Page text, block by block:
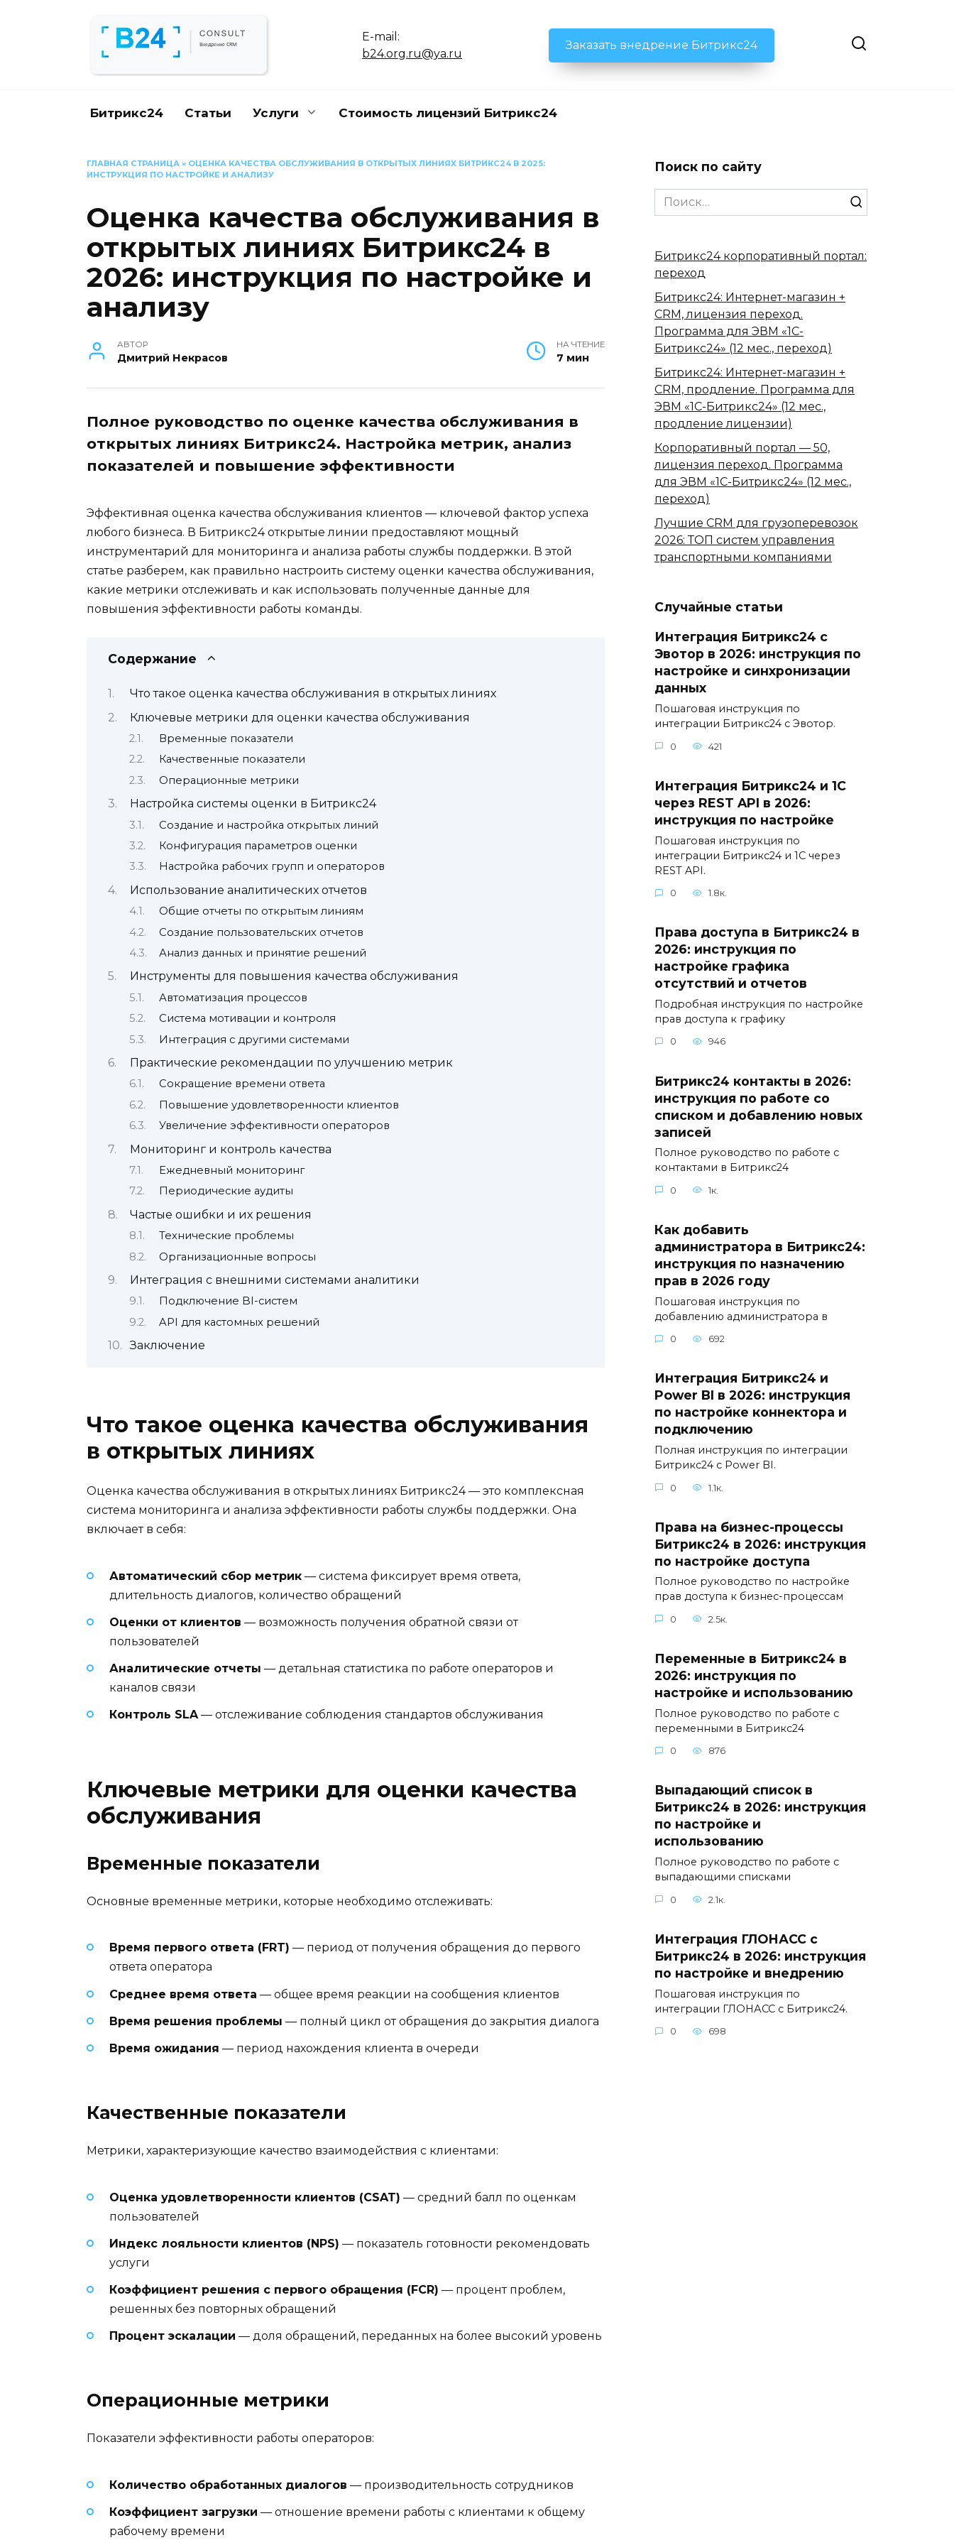
E-mail:
b24.org.ru@ya.ru
Заказать внедрение Битрикс24
Битрикс24 Статьи Услуги Стоимость лицензий Битрикс24
ГЛАВНАЯ СТРАНИЦА » ОЦЕНКА КАЧЕСТВА ОБСЛУЖИВАНИЯ В ОТКРЫТЫХ ЛИНИЯХ БИТРИКС24 В 2025:
ИНСТРУКЦИЯ ПО НАСТРОЙКЕ И АНАЛИЗУ
Оценка качества обслуживания в
открытых линиях Битрикс24 в
2026: инструкция по настройке и
анализу
АВТОР
Дмитрий Некрасов
НА ЧТЕНИЕ
7 мин
Полное руководство по оценке качества обслуживания в
открытых линиях Битрикс24. Настройка метрик, анализ
показателей и повышение эффективности
Эффективная оценка качества обслуживания клиентов — ключевой фактор успеха
любого бизнеса. В Битрикс24 открытые линии предоставляют мощный
инструментарий для мониторинга и анализа работы службы поддержки. В этой
статье разберем, как правильно настроить систему оценки качества обслуживания,
какие метрики отслеживать и как использовать полученные данные для
повышения эффективности работы команды.
Содержание
Что такое оценка качества обслуживания в открытых линиях
Ключевые метрики для оценки качества обслуживания
Временные показатели
Качественные показатели
Операционные метрики
Настройка системы оценки в Битрикс24
Создание и настройка открытых линий
Конфигурация параметров оценки
Настройка рабочих групп и операторов
Использование аналитических отчетов
Общие отчеты по открытым линиям
Создание пользовательских отчетов
Анализ данных и принятие решений
Инструменты для повышения качества обслуживания
Автоматизация процессов
Система мотивации и контроля
Интеграция с другими системами
Практические рекомендации по улучшению метрик
Сокращение времени ответа
Повышение удовлетворенности клиентов
Увеличение эффективности операторов
Мониторинг и контроль качества
Ежедневный мониторинг
Периодические аудиты
Частые ошибки и их решения
Технические проблемы
Организационные вопросы
Интеграция с внешними системами аналитики
Подключение BI-систем
API для кастомных решений
Заключение
Что такое оценка качества обслуживания
в открытых линиях
Оценка качества обслуживания в открытых линиях Битрикс24 — это комплексная
система мониторинга и анализа эффективности работы службы поддержки. Она
включает в себя:
Автоматический сбор метрик — система фиксирует время ответа,
длительность диалогов, количество обращений
Оценки от клиентов — возможность получения обратной связи от
пользователей
Аналитические отчеты — детальная статистика по работе операторов и
каналов связи
Контроль SLA— отслеживание соблюдения стандартов обслуживания
Ключевые метрики для оценки качества
обслуживания
Временные показатели
Основные временные метрики, которые необходимо отслеживать:
Время первого ответа (FRT) — период от получения обращения до первого
ответа оператора
Среднее время ответа — общее время реакции на сообщения клиентов
Время решения проблемы — полный цикл от обращения до закрытия диалога
Время ожидания — период нахождения клиента в очереди
Качественные показатели
Метрики, характеризующие качество взаимодействия с клиентами:
Оценка удовлетворенности клиентов (CSAT) — средний балл по оценкам
пользователей
Индекс лояльности клиентов (NPS) — показатель готовности рекомендовать
услуги
Коэффициент решения с первого обращения (FCR) — процент проблем,
решенных без повторных обращений
Процент эскалации — доля обращений, переданных на более высокий уровень
Операционные метрики
Показатели эффективности работы операторов:
Количество обработанных диалогов — производительность сотрудников
Коэффициент загрузки — отношение времени работы с клиентами к общему
рабочему времени
Поиск по сайту
Search
for:
Битрикс24 корпоративный портал:
переход
Битрикс24: Интернет-магазин +
CRM, лицензия переход.
Программа для ЭВМ «1С-
Битрикс24» (12 мес., переход)
Битрикс24: Интернет-магазин +
CRM, продление. Программа для
ЭВМ «1С-Битрикс24» (12 мес.,
продление лицензии)
Корпоративный портал — 50,
лицензия переход. Программа
для ЭВМ «1С-Битрикс24» (12 мес.,
переход)
Лучшие CRM для грузоперевозок
2026: ТОП систем управления
транспортными компаниями
Случайные статьи
Интеграция Битрикс24 с
Эвотор в 2026: инструкция по
настройке и синхронизации
данных
Пошаговая инструкция по
интеграции Битрикс24 с Эвотор.
0 421
Интеграция Битрикс24 и 1С
через REST API в 2026:
инструкция по настройке
Пошаговая инструкция по
интеграции Битрикс24 и 1С через
REST API.
0 1.8к.
Права доступа в Битрикс24 в
2026: инструкция по
настройке графика
отсутствий и отчетов
Подробная инструкция по настройке
прав доступа к графику
0 946
Битрикс24 контакты в 2026:
инструкция по работе со
списком и добавлению новых
записей
Полное руководство по работе с
контактами в Битрикс24
0 1к.
Как добавить
администратора в Битрикс24:
инструкция по назначению
прав в 2026 году
Пошаговая инструкция по
добавлению администратора в
0 692
Интеграция Битрикс24 и
Power BI в 2026: инструкция
по настройке коннектора и
подключению
Полная инструкция по интеграции
Битрикс24 с Power BI.
0 1.1к.
Права на бизнес-процессы
Битрикс24 в 2026: инструкция
по настройке доступа
Полное руководство по настройке
прав доступа к бизнес-процессам
0 2.5к.
Переменные в Битрикс24 в
2026: инструкция по
настройке и использованию
Полное руководство по работе с
переменными в Битрикс24
0 876
Выпадающий список в
Битрикс24 в 2026: инструкция
по настройке и
использованию
Полное руководство по работе с
выпадающими списками
0 2.1к.
Интеграция ГЛОНАСС с
Битрикс24 в 2026: инструкция
по настройке и внедрению
Пошаговая инструкция по
интеграции ГЛОНАСС с Битрикс24.
0 698